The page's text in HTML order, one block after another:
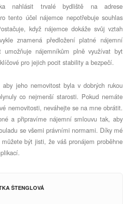
nahlásit trvalé bydliště na adrese
tento účel nájemce nepotřebuje souhlas
když nájemce dokáže svůj vztah
znamená předložení platné nájemní
umožňuje nájemníkům plně využívat byt
pro jejich pocit stability a bezpečí.
jeho nemovitost byla v dobrých rukou
co nejmenší starosti. Pokud nemáte
nemovitosti, neváhejte se na mne obrátit.
a připravíme nájemní smlouvu tak, aby
se všemi právními normami. Díky mé
být jisti, že váš pronájem proběhne
ŠTENGLOVÁ